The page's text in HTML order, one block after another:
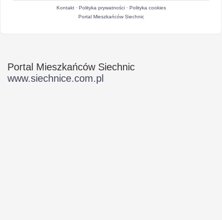
Kontakt· Polityka prywatności· Polityka cookies
Portal Mieszkańców Siechnic
Portal Mieszkańców Siechnic
www.siechnice.com.pl